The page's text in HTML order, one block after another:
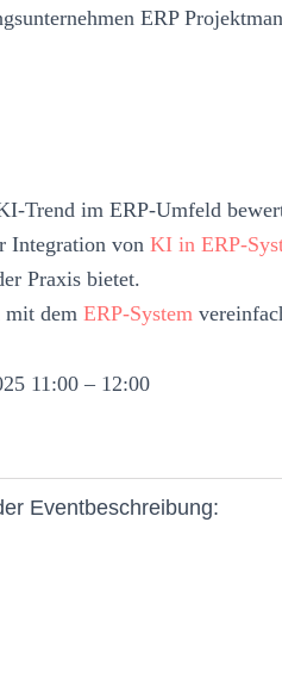
ERP
Trend im ERP-Umfeld
Integration von KI in ERP-
Praxis bietet.
dem ERP-System
11:00 – 12:00
Eventbeschreibung: